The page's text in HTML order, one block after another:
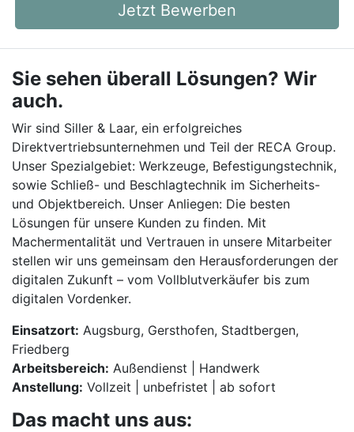
Jetzt Bewerben
Sie sehen überall Lösungen? Wir
auch.
Wir sind Siller & Laar, ein erfolgreiches
Direktvertriebsunternehmen und Teil der RECA Group.
Unser Spezialgebiet: Werkzeuge, Befestigungstechnik,
sowie Schließ- und Beschlagtechnik im Sicherheits-
und Objektbereich. Unser Anliegen: Die besten
Lösungen für unsere Kunden zu finden. Mit
Machermentalität und Vertrauen in unsere Mitarbeiter
stellen wir uns gemeinsam den Herausforderungen der
digitalen Zukunft – vom Vollblutverkäufer bis zum
digitalen Vordenker.
Einsatzort: Augsburg, Gersthofen, Stadtbergen,
Friedberg
Arbeitsbereich: Außendienst | Handwerk
Anstellung: Vollzeit | unbefristet | ab sofort
Das macht uns aus: